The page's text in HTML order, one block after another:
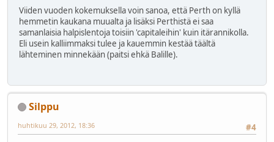
Viiden vuoden kokemuksella voin sanoa, että Perth on kyllä
hemmetin kaukana muualta ja lisäksi Perthistä ei saa
samanlaisia halpislentoja toisiin 'capitaleihin' kuin itärannikolla.
Eli usein kalliimmaksi tulee ja kauemmin kestää täältä
lähteminen minnekään (paitsi ehkä Balille).
Silppu
#4
huhtikuu 29, 2012, 18:36